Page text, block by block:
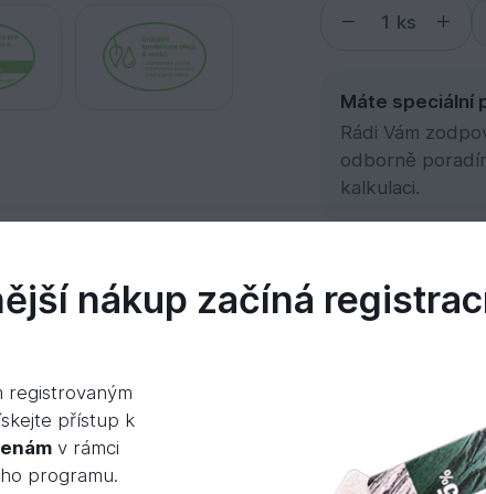
ks
Máte speciální
Rádi Vám
odborně
kalkulaci.
– pro individuálně barevné dřevěné
nákup začíná
registrovaným
přístup k
v rámci
programu.